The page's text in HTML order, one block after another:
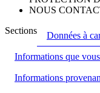
NOUS
Sections
Données à
Informations que
Informations